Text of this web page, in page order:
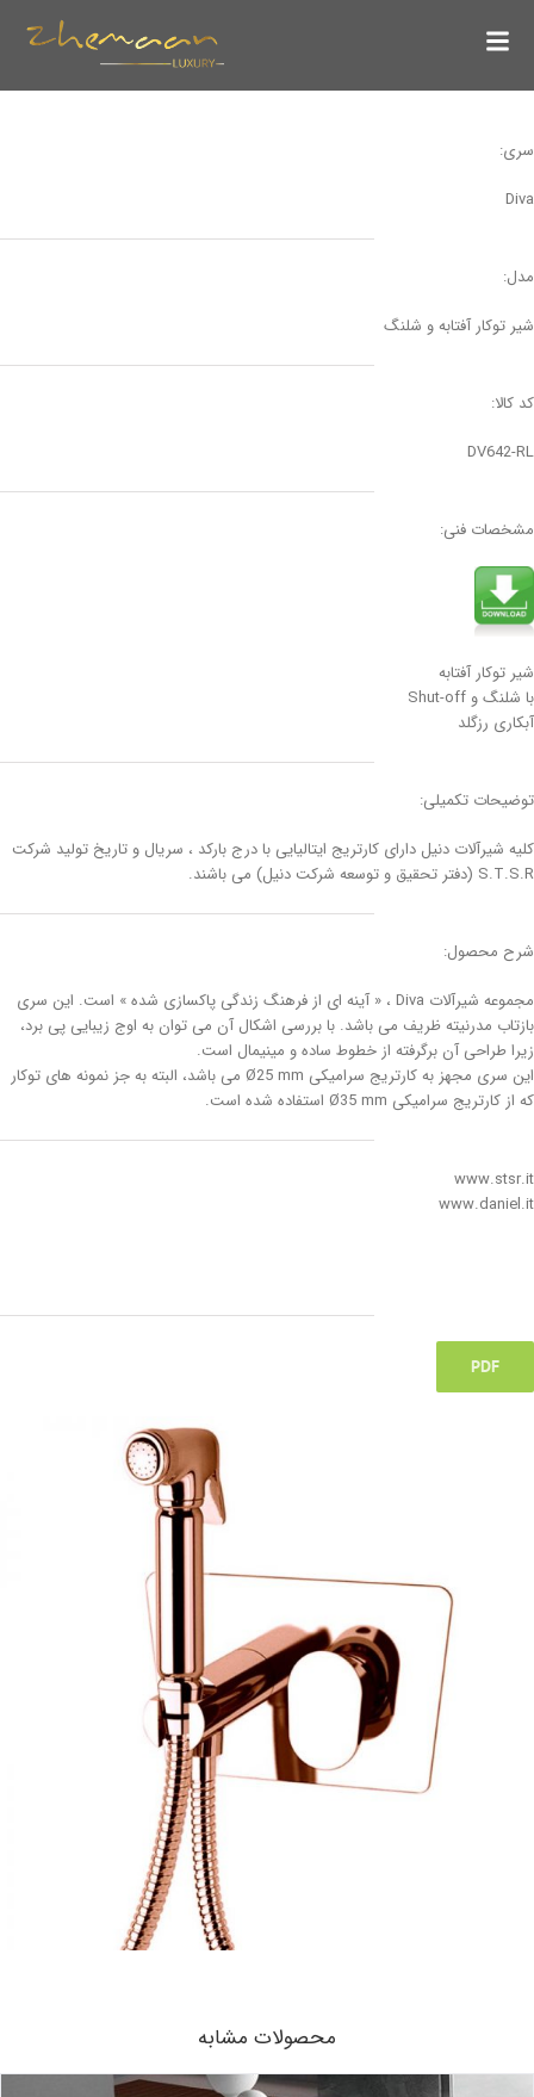
سری:
Diva
مدل:
شیر توکار آفتابه و شلنگ
کد کالا:
DV642-RL
مشخصات فنی:
شیر توکار آفتابه
با شلنگ و Shut-off
آبکاری رزگلد
توضیحات تکمیلی:
کلیه شیرآلات دنیل دارای کارتریج ایتالیایی با درج بارکد ، سریال و تاریخ تولید شرکت
S.T.S.R (دفتر تحقیق و توسعه شرکت دنیل) می باشند.
شرح محصول:
مجموعه شیرآلات Diva ، « آینه ای از فرهنگ زندگی پاکسازی شده » است. این سری
بازتاب مدرنیته ظریف می باشد. با بررسی اشکال آن می توان به اوج زیبایی پی برد،
زیرا طراحی آن برگرفته از خطوط ساده و مینیمال است.
این سری مجهز به کارتریج سرامیکی Ø25 mm می باشد، البته به جز نمونه های توکار
که از کارتریج سرامیکی Ø35 mm استفاده شده است.
www.stsr.it
www.daniel.it
PDF
محصولات مشابه